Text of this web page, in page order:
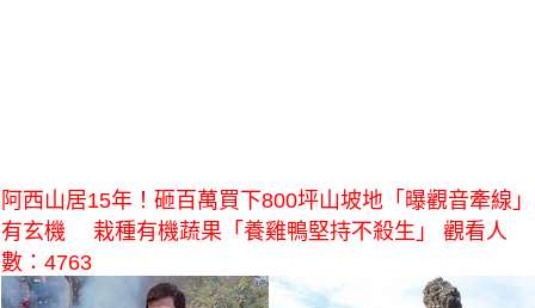
阿西山居15年！砸百萬買下800坪山坡地「曝觀音牽線」
有玄機 栽種有機蔬果「養雞鴨堅持不殺生」 觀看人
數：4763